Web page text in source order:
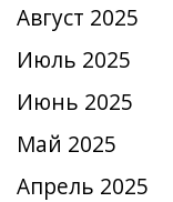
Август 2025
Июль 2025
Июнь 2025
Май 2025
Апрель 2025